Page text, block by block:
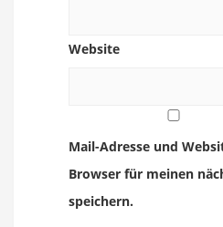
Website
Mail-Adresse und
Browser für meinen
speichern.